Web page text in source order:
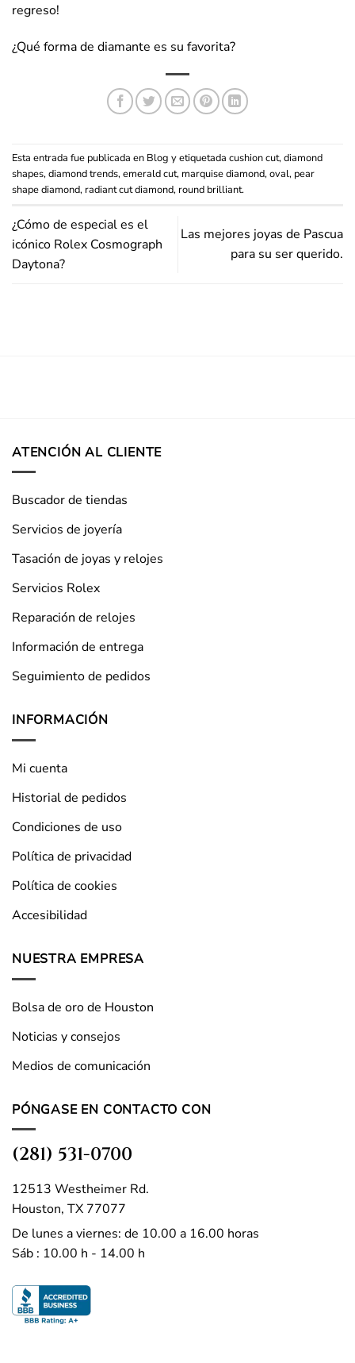
regreso!
¿Qué forma de diamante es su favorita?
Esta entrada fue publicada en Blog y etiquetada cushion cut,diamond
shapes,diamond trends,emerald cut, marquise diamond,oval, pear
shape diamond, radiant cut diamond, round brilliant.
¿Cómo de especial es el
icónico Rolex Cosmograph
Daytona?
Las mejores joyas de Pascua
para su ser querido.
ATENCIÓN AL CLIENTE
Buscador de tiendas
Servicios de joyería
Tasación de joyas y relojes
Servicios Rolex
Reparación de relojes
Información de entrega
Seguimiento de pedidos
INFORMACIÓN
Mi cuenta
Historial de pedidos
Condiciones de uso
Política de privacidad
Política de cookies
Accesibilidad
NUESTRA EMPRESA
Bolsa de oro de Houston
Noticias y consejos
Medios de comunicación
PÓNGASE EN CONTACTO CON
(281) 531-0700
12513 Westheimer Rd.
Houston, TX 77077
De lunes a viernes: de 10.00 a 16.00 horas
Sáb : 10.00 h - 14.00 h